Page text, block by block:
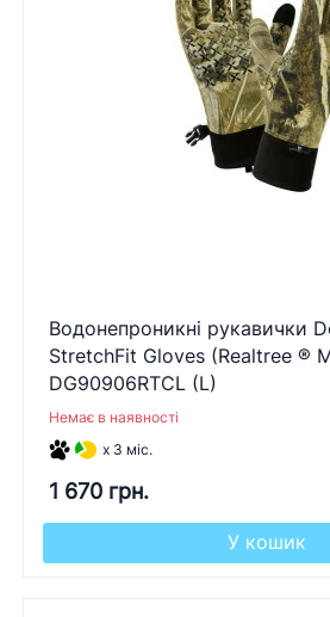
Водонепроникні рукавички
StretchFit Gloves (Realtree ®
DG90906RTCL (L)
Немає в наявності
x 3 міс.
1 670 грн.
У кошик